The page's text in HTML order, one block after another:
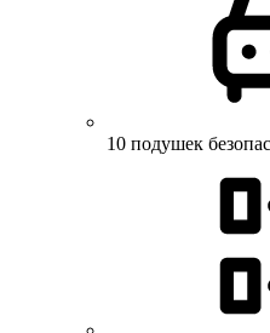
10 подушек